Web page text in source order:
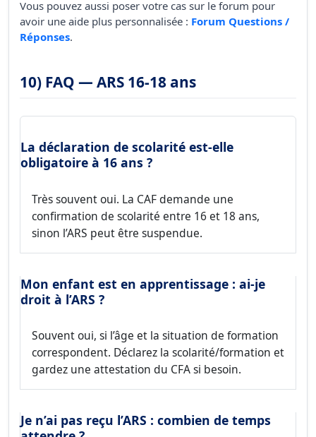
Vous pouvez aussi poser votre cas sur le forum pour
avoir une aide plus personnalisée : Forum Questions /
Réponses.
10) FAQ — ARS 16-18 ans
La déclaration de scolarité est-elle
obligatoire à 16 ans ?
Très souvent oui. La CAF demande une
confirmation de scolarité entre 16 et 18 ans,
sinon l’ARS peut être suspendue.
Mon enfant est en apprentissage : ai-je
droit à l’ARS ?
Souvent oui, si l’âge et la situation de formation
correspondent. Déclarez la scolarité/formation et
gardez une attestation du CFA si besoin.
Je n’ai pas reçu l’ARS : combien de temps